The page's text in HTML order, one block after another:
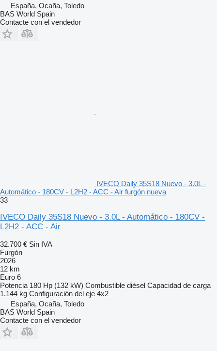
España, Ocaña, Toledo
BAS World Spain
Contacte con el vendedor
IVECO Daily 35S18 Nuevo - 3.0L -
Automático - 180CV - L2H2 - ACC - Air furgón nueva
33
IVECO Daily 35S18 Nuevo - 3.0L - Automático - 180CV -
L2H2 - ACC - Air
32.700 € Sin IVA
Furgón
2026
12 km
Euro 6
Potencia 180 Hp (132 kW) Combustible diésel Capacidad de carga
1.144 kg Configuración del eje 4x2
España, Ocaña, Toledo
BAS World Spain
Contacte con el vendedor